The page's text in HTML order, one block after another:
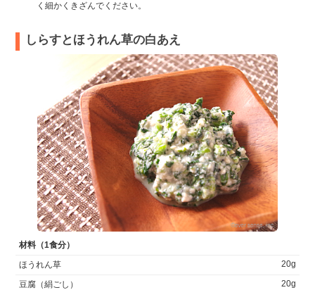
く細かくきざんでください。
しらすとほうれん草の白あえ
材料（1食分）
ほうれん草
20g
豆腐（絹ごし） 20g